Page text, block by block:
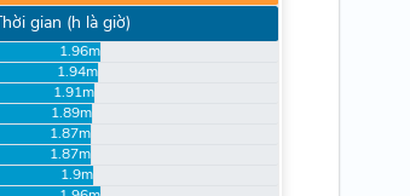
gian (h là giờ)
1.96m
1.94m
1.91m
1.89m
1.87m
1.87m
1.9m